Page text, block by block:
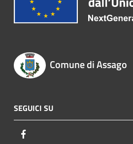
Comune di Assago
SEGUICI SU